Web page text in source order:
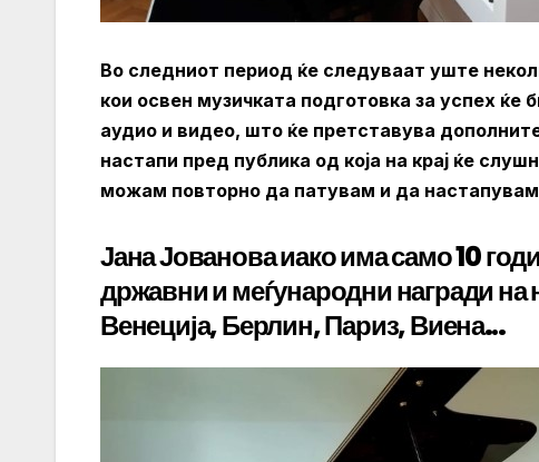
Во следниот период ќе следуваат уште
кои освен музичката подготовка за успех
аудио и видео, што ќе претставува
настапи пред публика од која на крај ќе
можам повторно да патувам и да настапувам
Јана Јованова иако има само 10
државни и меѓународни награди
Венеција, Берлин, Париз, Виена…